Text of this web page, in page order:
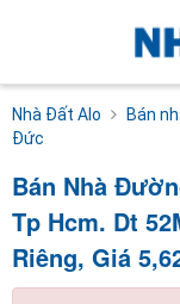
Nhà Đất Alo Bán
Đức
Bán Nhà
Tp Hcm. Dt
Riêng, Giá